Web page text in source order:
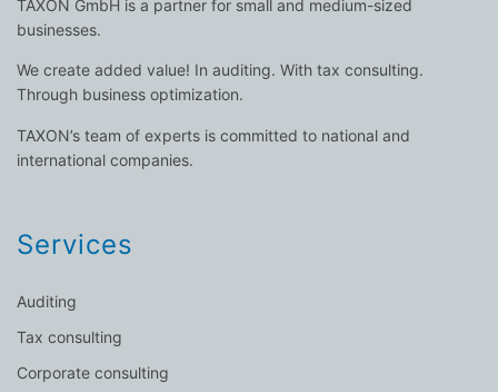
TAXON GmbH is a partner for small and medium-sized
businesses.
We create added value! In auditing. With tax consulting.
Through business optimization.
TAXON’s team of experts is committed to national and
international companies.
Services
Auditing
Tax consulting
Corporate consulting